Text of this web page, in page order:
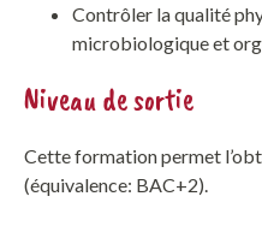
Contrôler la qualité
microbiologique et
Niveau de sortie
Cette formation permet
(équivalence: BAC+2).